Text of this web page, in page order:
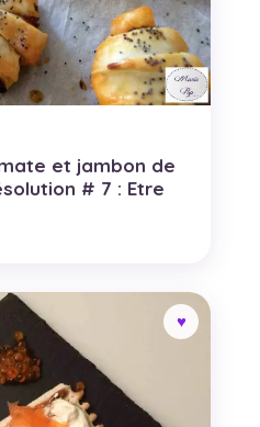
et jambon de
# 7 : Etre